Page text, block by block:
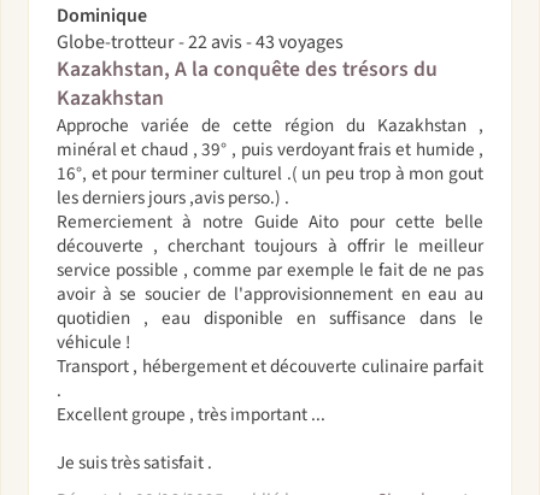
Dominique
Globe-trotteur - 22 avis - 43 voyages
Kazakhstan, A la conquête des trésors du
Kazakhstan
Approche variée de cette région du Kazakhstan ,
minéral et chaud , 39° , puis verdoyant frais et humide ,
16°, et pour terminer culturel .( un peu trop à mon gout
les derniers jours ,avis perso.) .
Remerciement à notre Guide Aito pour cette belle
découverte , cherchant toujours à offrir le meilleur
service possible , comme par exemple le fait de ne pas
avoir à se soucier de l'approvisionnement en eau au
quotidien , eau disponible en suffisance dans le
véhicule !
Transport , hébergement et découverte culinaire parfait
.
Excellent groupe , très important ...
Je suis très satisfait .